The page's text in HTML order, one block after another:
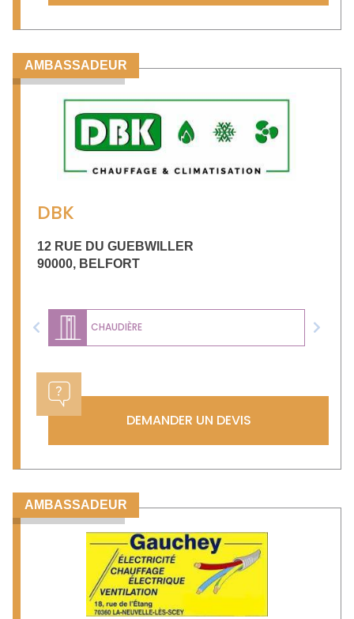
AMBASSADEUR
DBK
12 RUE DU GUEBWILLER
90000, BELFORT
CHAUDIÈRE
Previous Next
DEMANDER UN DEVIS
AMBASSADEUR